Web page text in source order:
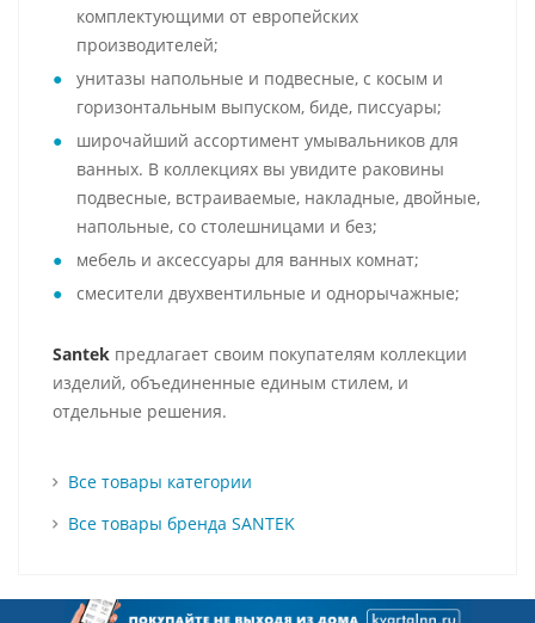
комплектующими от европейских
производителей;
унитазы напольные и подвесные, с косым и
горизонтальным выпуском, биде, писсуары;
широчайший ассортимент умывальников для
ванных. В коллекциях вы увидите раковины
подвесные, встраиваемые, накладные, двойные,
напольные, со столешницами и без;
мебель и аксессуары для ванных комнат;
смесители двухвентильные и однорычажные;
Santek предлагает своим покупателям коллекции
изделий, объединенные единым стилем, и
отдельные решения.
Все товары категории
Все товары бренда SANTEK